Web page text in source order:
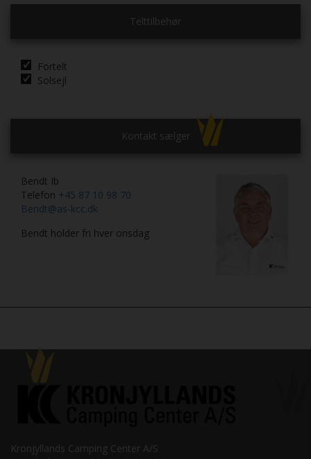
Telttilbehør
Fortelt
Solsejl
Kontakt sælger
Bendt Ib
Telefon +45 87 10 98 70
Bendt@as-kcc.dk
Bendt holder fri hver onsdag
Kronjyllands Camping Center A/S